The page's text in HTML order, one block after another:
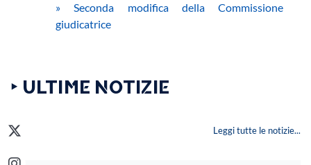
» Seconda modifica della Commissione
giudicatrice
‣ ULTIME NOTIZIE
Leggi tutte le notizie...